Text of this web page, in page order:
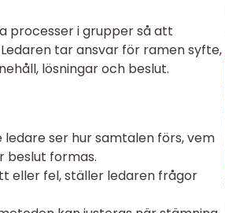
processer i grupper så att
tar ansvar för ramen syfte,
lösningar och beslut.
ser hur samtalen förs, vem
beslut formas.
eller fel, ställer ledaren frågor